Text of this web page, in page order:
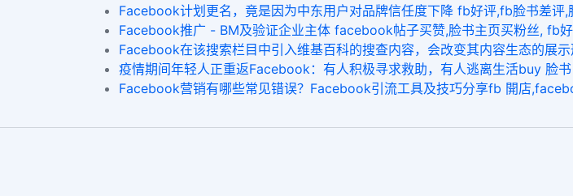
​Facebook计划更名，竟是因为中东用户对品牌信任度下降 fb好评,fb脸书差
Facebook推广 - BM及验证企业主体 facebook帖子买赞,脸书主页买粉丝, fb
Facebook在该搜索栏目中引入维基百科的搜查内容，会改变其内容生态的展
疫情期间年轻人正重返Facebook：有人积极寻求救助，有人逃离生活buy 脸
Facebook营销有哪些常见错误？Facebook引流工具及技巧分享fb 開店